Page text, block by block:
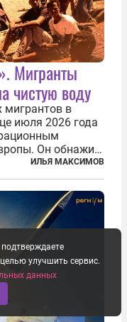
Мигранты
чистую воду
мигрантов в
июля 2026 года
Он обнажил
Евросоюза,
политика ЕС
ИЛЬЯ МАКСИМОВ
улучшить сервис.
данных